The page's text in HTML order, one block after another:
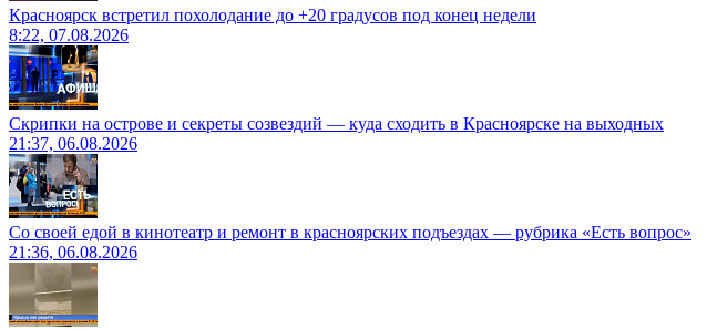
Красноярск встретил похолодание до +20 градусов под конец недели
8:22, 07.08.2026
Скрипки на острове и секреты созвездий — куда сходить в Красноярске на выходных
21:37, 06.08.2026
Со своей едой в кинотеатр и ремонт в красноярских подъездах — рубрика «Есть вопрос»
21:36, 06.08.2026